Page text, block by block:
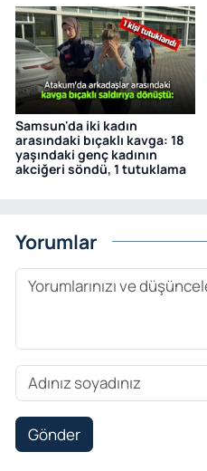
Samsun'da iki kadın
arasındaki bıçaklı kavga: 18
yaşındaki genç kadının
akciğeri söndü, 1 tutuklama
Yorumlar
Gönder